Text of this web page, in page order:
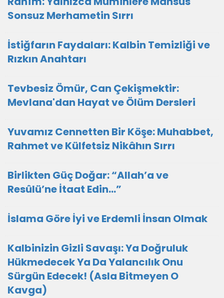
Sonsuz Merhametin Sırrı
İstiğfarın Faydaları: Kalbin Temizliği ve
Rızkın Anahtarı
Tevbesiz Ömür, Can Çekişmektir:
Mevlana'dan Hayat ve Ölüm Dersleri
Yuvamız Cennetten Bir Köşe: Muhabbet,
Rahmet ve Külfetsiz Nikâhın Sırrı
Birlikten Güç Doğar: “Allah’a ve
Resûlü’ne İtaat Edin…”
İslama Göre İyi ve Erdemli İnsan Olmak
Kalbinizin Gizli Savaşı: Ya Doğruluk
Hükmedecek Ya Da Yalancılık Onu
Sürgün Edecek! (Asla Bitmeyen O
Kavga)